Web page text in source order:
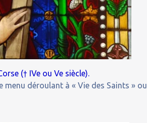
(† IVe ou Ve siècle).
déroulant à « Vie des Saints » ou